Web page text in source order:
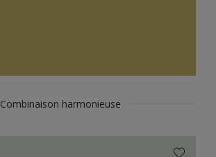
Combinaison harmonieuse